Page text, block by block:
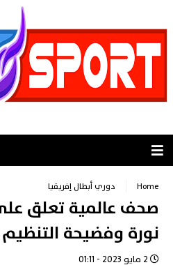
Home دوري أبطال إفريقيا
صحف عالمية تعلق
نورة وفضيحة